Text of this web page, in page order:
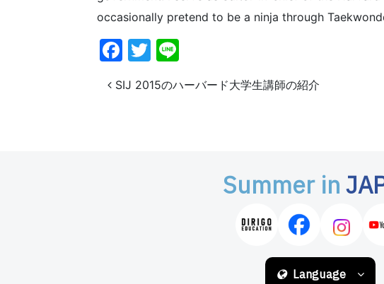
occasionally pretend to be a ninja through
Facebook
Twitter
投稿ナビゲーション
SIJ 2015のハーバード大学生講師の紹介
Summer in
Language